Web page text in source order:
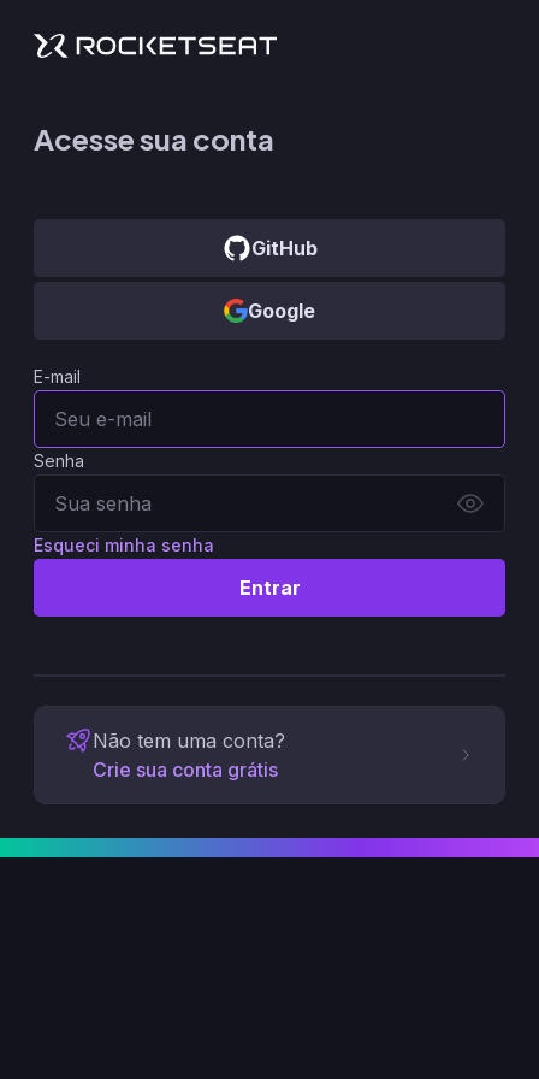
Acesse sua conta
GitHub
Google
E-mail
Senha
Esqueci minha senha
Entrar
Não tem uma conta?
Crie sua conta grátis